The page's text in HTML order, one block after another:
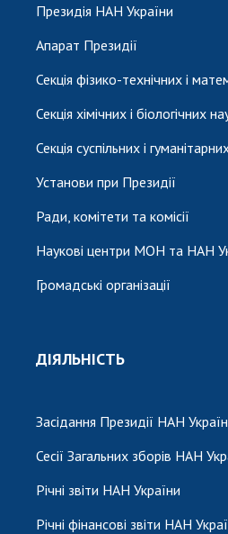
Президія НАН України
Апарат Президії
Секція фізико-технічних і
Секція хімічних і біологічних
Секція суспільних і
Установи при Президії
Ради, комітети та комісії
Наукові центри МОН та НАН
Громадські організації
ДІЯЛЬНІСТЬ
Засідання Президії НАН
Сесії Загальних зборів НАН
Річні звіти НАН України
Річні фінансові звіти НАН